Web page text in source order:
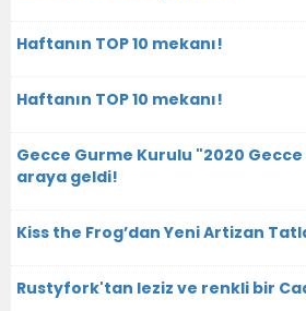
Haftanın TOP 10 mekanı!
Haftanın TOP 10 mekanı!
Gecce Gurme Kurulu "2020
araya geldi!
Kiss the Frog’dan Yeni Artizan
Rustyfork'tan leziz ve renkli bir